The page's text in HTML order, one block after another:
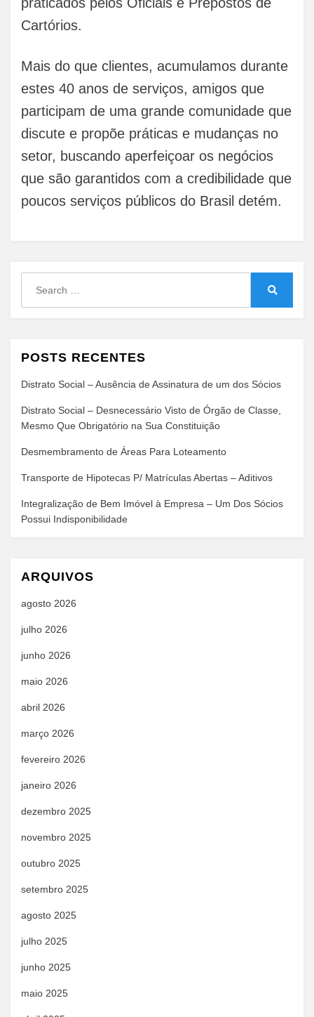
Cartórios.
Mais do que clientes, acumulamos durante
estes 40 anos de serviços, amigos que
participam de uma grande comunidade que
discute e propõe práticas e mudanças no
setor, buscando aperfeiçoar os negócios
que são garantidos com a credibilidade que
poucos serviços públicos do Brasil detém.
POSTS RECENTES
Distrato Social – Ausência de Assinatura de um dos Sócios
Distrato Social – Desnecessário Visto de Órgão de Classe,
Mesmo Que Obrigatório na Sua Constituição
Desmembramento de Áreas Para Loteamento
Transporte de Hipotecas P/ Matrículas Abertas – Aditivos
Integralização de Bem Imóvel à Empresa – Um Dos Sócios
Possui Indisponibilidade
ARQUIVOS
agosto 2026
julho 2026
junho 2026
maio 2026
abril 2026
março 2026
fevereiro 2026
janeiro 2026
dezembro 2025
novembro 2025
outubro 2025
setembro 2025
agosto 2025
julho 2025
junho 2025
maio 2025